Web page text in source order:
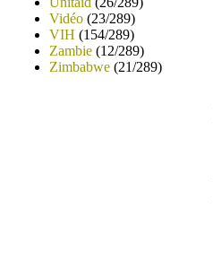
Vidéo (23/289)
VIH (154/289)
Zambie (12/289)
Zimbabwe (21/289)